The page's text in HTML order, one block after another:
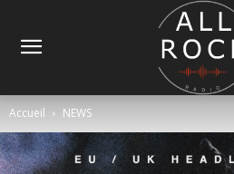
Accueil NEWS